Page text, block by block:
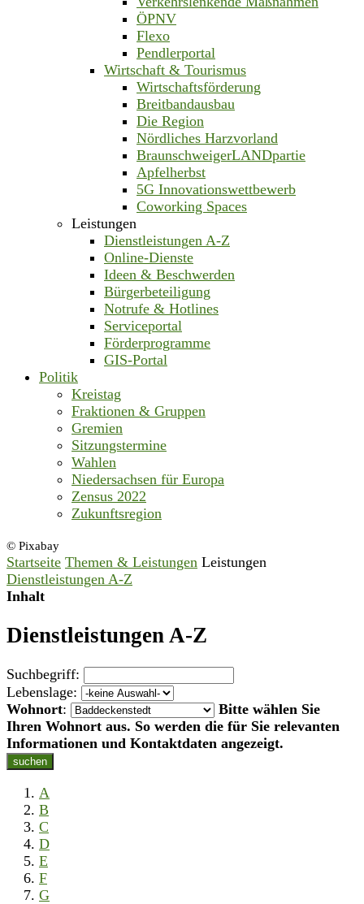
ÖPNV
Flexo
Pendlerportal
Wirtschaft & Tourismus
Wirtschaftsförderung
Breitbandausbau
Die Region
Nördliches Harzvorland
BraunschweigerLANDpartie
Apfelherbst
5G Innovationswettbewerb
Coworking Spaces
Leistungen
Dienstleistungen A-Z
Online-Dienste
Ideen & Beschwerden
Bürgerbeteiligung
Notrufe & Hotlines
Serviceportal
Förderprogramme
GIS-Portal
Politik
Kreistag
Fraktionen & Gruppen
Gremien
Sitzungstermine
Wahlen
Niedersachsen für Europa
Zensus 2022
Zukunftsregion
© Pixabay
Startseite Themen & Leistungen Leistungen
Dienstleistungen A-Z
Inhalt
Dienstleistungen A-Z
Suchbegriff:
Lebenslage:
Wohnort:
Bitte wählen Sie
Ihren Wohnort aus. So werden die für Sie relevanten
Informationen und Kontaktdaten angezeigt.
suchen
A
B
C
D
E
F
G